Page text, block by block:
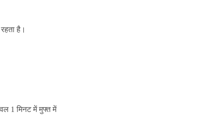
है।
1 मिनट में मुफ्त में